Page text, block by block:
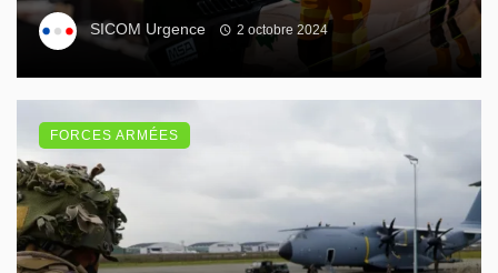
SICOM Urgence 2 octobre 2024
FORCES ARMÉES